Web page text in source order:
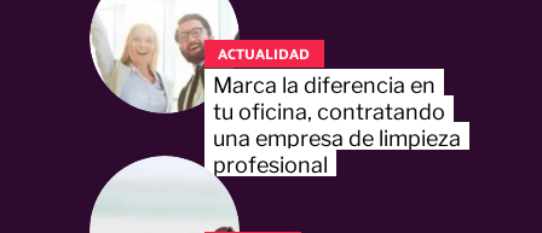
ACTUALIDAD
Marca la diferencia en
tu oficina, contratando
una empresa de limpieza
profesional